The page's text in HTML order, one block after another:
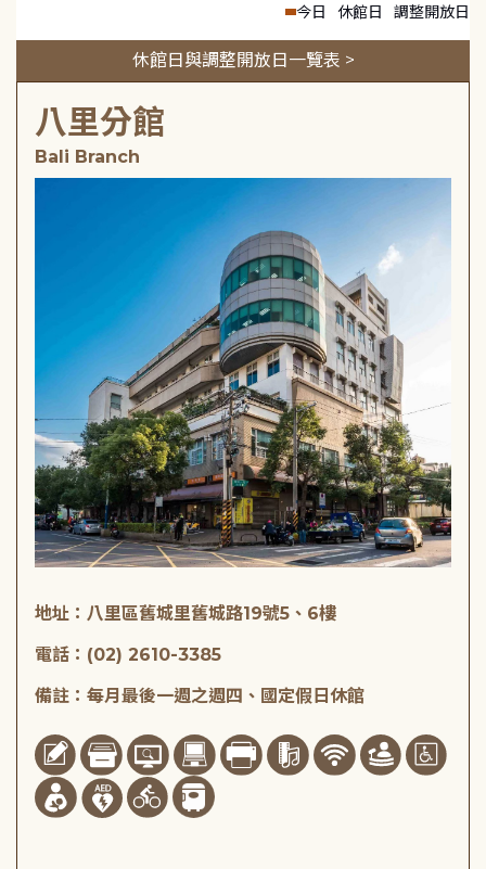
今日 休館日 調整開放日
休館日與調整開放日一覽表 >
八里分館
Bali Branch
地址：八里區舊城里舊城路19號5、6樓
電話：(02) 2610-3385
備註：每月最後一週之週四、國定假日休館